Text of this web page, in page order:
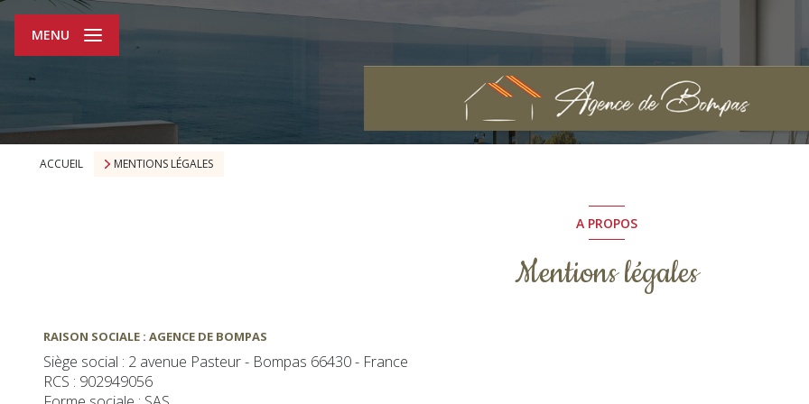
MENU
ACCUEIL MENTIONS LÉGALES
A PROPOS
Mentions légales
RAISON SOCIALE : AGENCE DE BOMPAS
Siège social : 2 avenue Pasteur - Bompas 66430 - France
RCS : 902949056